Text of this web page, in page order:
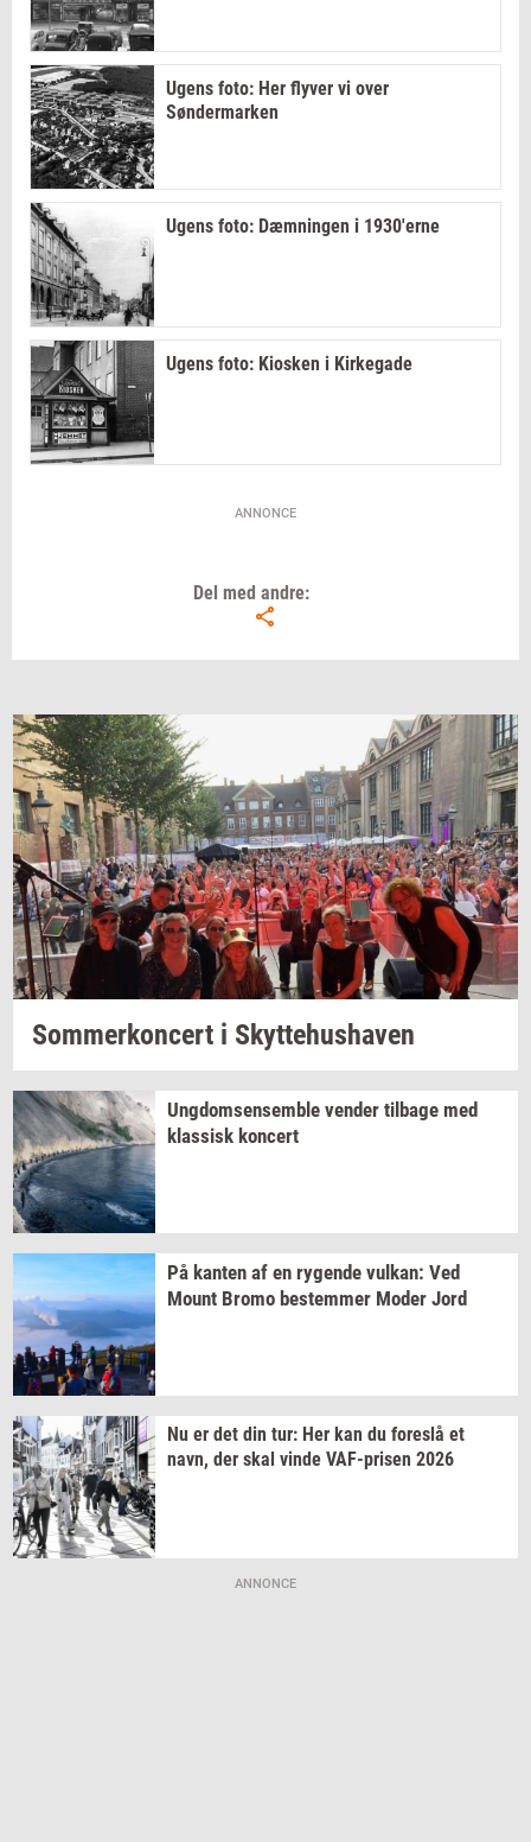
Ugens foto: Her flyver vi over
Søndermarken
Ugens foto: Dæmningen i 1930'erne
Ugens foto: Kiosken i Kirkegade
ANNONCE
Del med andre:
Som­mer­kon­cert i Skyt­te­hus­ha­ven
Ung­dom­sen­sem­b­le ven­der til­ba­ge med
klas­sisk kon­cert
På kan­ten af en ry­gen­de vulkan: Ved
Mount Bromo be­stem­mer Moder Jord
Nu er det din tur: Her kan du fo­re­slå et
navn, der skal vinde VAF-​prisen 2026
ANNONCE